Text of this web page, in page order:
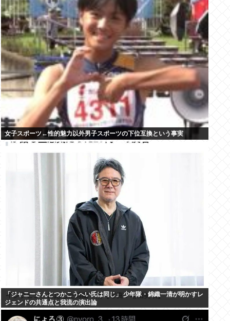
女子スポーツ←性的魅力以外男子スポーツの下位互換という事実
「ジャニーさんとつかこうへい氏は同じ」 少年隊・錦織一清が明かすレ
ジェンドの共通点と我流の演出論